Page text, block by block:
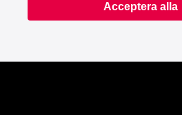
Acceptera alla